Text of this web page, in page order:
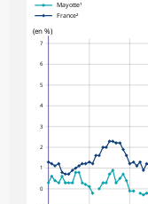
0
1
2
3
4
5
6
7
(en %)
Mayotte¹
France²